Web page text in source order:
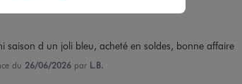
saison d un joli bleu, acheté en soldes, bonne affaire
du 26/06/2026 par L.B.